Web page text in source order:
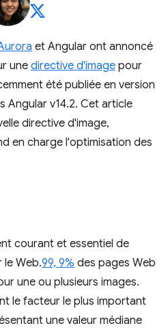
et Angular ont annoncé
une directive d'image pour
été publiée en version
Angular v14.2. Cet article
directive d'image,
en charge l'optimisation des
courant et essentiel de
le Web.99, 9% des pages Web
une ou plusieurs images.
le facteur le plus important
une valeur médiane